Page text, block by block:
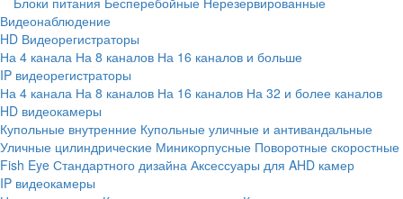
Видеонаблюдение
HD Видеорегистраторы
На 4 канала На 8 каналов На 16 каналов и больше
IP видеорегистраторы
На 4 канала На 8 каналов На 16 каналов На 32 и более каналов
HD видеокамеры
Купольные внутренние Купольные уличные и антивандальные
Уличные цилиндрические Миникорпусные Поворотные скоростные
Fish Eye Стандартного дизайна Аксессуары для AHD камер
IP видеокамеры